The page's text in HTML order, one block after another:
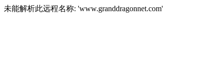
未能解析此远程名称: 'www.granddragonnet.com'